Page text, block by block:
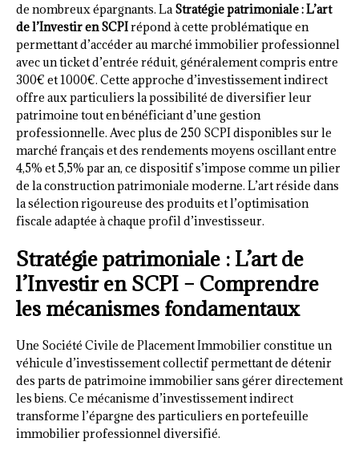
de nombreux épargnants. LaStratégie patrimoniale : L’art
de l’Investir en SCPIrépond à cette problématique en
permettant d’accéder au marché immobilier professionnel
avec un ticket d’entrée réduit, généralement compris entre
300€ et 1000€. Cette approche d’investissement indirect
offre aux particuliers la possibilité de diversifier leur
patrimoine tout en bénéficiant d’une gestion
professionnelle. Avec plus de 250 SCPI disponibles sur le
marché français et des rendements moyens oscillant entre
4,5% et 5,5% par an, ce dispositif s’impose comme un pilier
de la construction patrimoniale moderne. L’art réside dans
la sélection rigoureuse des produits et l’optimisation
fiscale adaptée à chaque profil d’investisseur.
Stratégie patrimoniale : L’art de
l’Investir en SCPI – Comprendre
les mécanismes fondamentaux
Une Société Civile de Placement Immobilier constitue un
véhicule d’investissement collectif permettant de détenir
des parts de patrimoine immobilier sans gérer directement
les biens. Ce mécanisme d’investissement indirect
transforme l’épargne des particuliers en portefeuille
immobilier professionnel diversifié.